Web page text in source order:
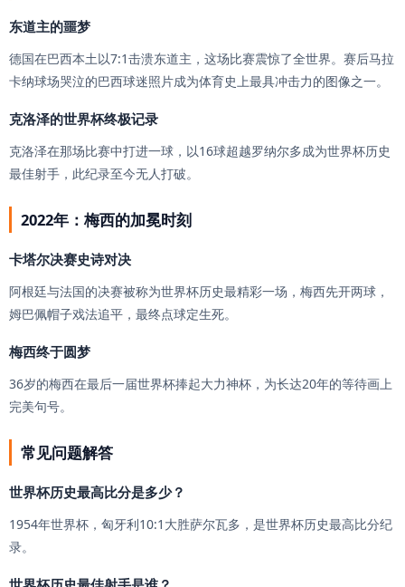
东道主的噩梦
德国在巴西本土以7:1击溃东道主，这场比赛震惊了全世界。赛后马拉
卡纳球场哭泣的巴西球迷照片成为体育史上最具冲击力的图像之一。
克洛泽的世界杯终极记录
克洛泽在那场比赛中打进一球，以16球超越罗纳尔多成为世界杯历史
最佳射手，此纪录至今无人打破。
2022年：梅西的加冕时刻
卡塔尔决赛史诗对决
阿根廷与法国的决赛被称为世界杯历史最精彩一场，梅西先开两球，
姆巴佩帽子戏法追平，最终点球定生死。
梅西终于圆梦
36岁的梅西在最后一届世界杯捧起大力神杯，为长达20年的等待画上
完美句号。
常见问题解答
世界杯历史最高比分是多少？
1954年世界杯，匈牙利10:1大胜萨尔瓦多，是世界杯历史最高比分纪
录。